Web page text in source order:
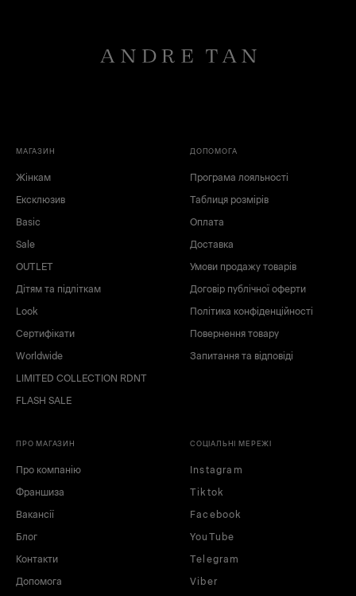
МАГАЗИН
Жінкам
Ексклюзив
Basic
Sale
OUTLET
Дітям та підліткам
Look
Сертифікати
Worldwide
LIMITED COLLECTION RDNT
FLASH SALE
ДОПОМОГА
Програма лояльності
Таблиця розмірів
Оплата
Доставка
Умови продажу товарів
Договір публічної оферти
Політика конфіденційності
Повернення товару
Запитання та відповіді
ПРО МАГАЗИН
Про компанію
Франшиза
Вакансії
Блог
Контакти
Допомога
СОЦІАЛЬНІ МЕРЕЖІ
Instagram
Tiktok
Facebook
YouTube
Telegram
Viber